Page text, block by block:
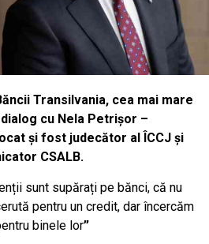
Transilvania, cea mai mare
cu Nela Petrișor –
și fost judecător al ÎCCJ și
CSALB.
sunt supărați pe bănci, că nu
pentru un credit, dar încercăm
binele lor”